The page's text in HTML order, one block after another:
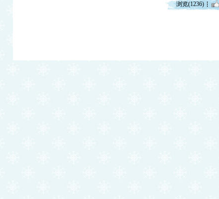
浏览(1236)